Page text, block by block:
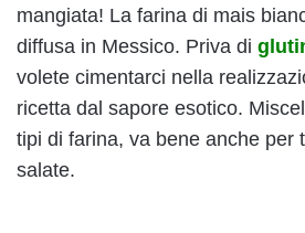
mangiata! La farina di mais
diffusa in Messico. Priva di
volete cimentarci nella
ricetta dal sapore esotico.
tipi di farina, va bene anche per
salate.